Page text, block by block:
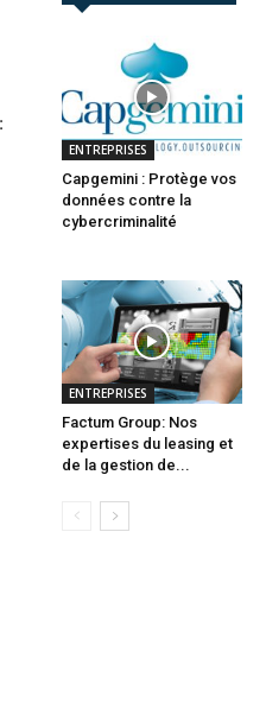
ENTREPRISES
Capgemini : Protège vos
données contre la
cybercriminalité
ENTREPRISES
Factum Group: Nos
expertises du leasing et
de la gestion de...